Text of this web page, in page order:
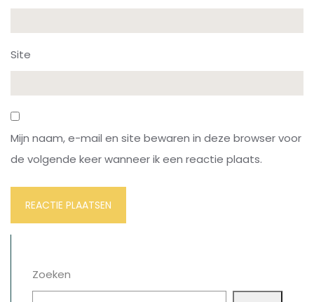
Site
Mijn naam, e-mail en site bewaren in deze browser voor
de volgende keer wanneer ik een reactie plaats.
Zoeken